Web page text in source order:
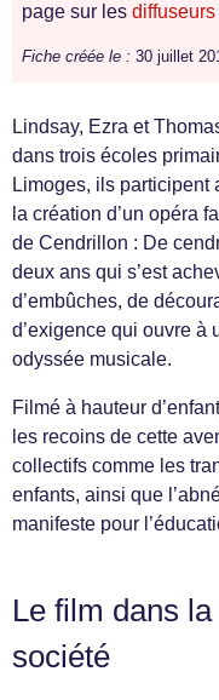
page sur les
Fiche créée le : 30 juillet
Lindsay, Ezra et
dans trois écoles
Limoges, ils participent
la création d’un opéra
de Cendrillon : De
deux ans qui s’est
d’embûches, de
d’exigence qui ouvre à
odyssée musicale.
Filmé à hauteur
les recoins de cette
collectifs comme les
enfants, ainsi que
manifeste pour
Le film dans
société